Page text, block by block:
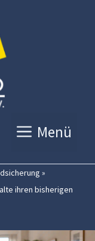
Menü
»
ihren bisherigen